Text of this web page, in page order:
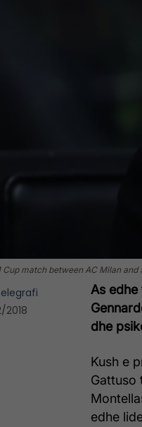
Cup match between AC Milan
As
dhe
Kush e
Gattuso
edhe
2018